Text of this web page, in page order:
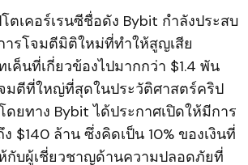
เคอร์เรนซีชื่อดัง Bybit กำลังประสบ
รโจมตีมิติใหม่ที่ทำให้สูญเสีย
ค็นที่เกี่ยวข้องไปมากกว่า $1.4 พัน
มตีที่ใหญ่ที่สุดในประวัติศาสตร์คริป
ดยทาง Bybit ได้ประกาศเปิดให้มีการ
$140 ล้าน ซึ่งคิดเป็น 10% ของเงินที่
กับผู้เชี่ยวชาญด้านความปลอดภัยที่